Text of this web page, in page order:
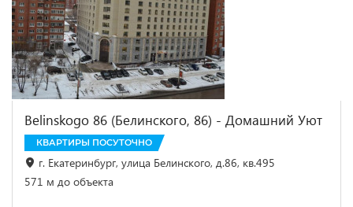
Belinskogo 86 (Белинского, 86) - Домашний Уют
КВАРТИРЫ ПОСУТОЧНО
г. Екатеринбург, улица Белинского, д.86, кв.495
571 м до объекта